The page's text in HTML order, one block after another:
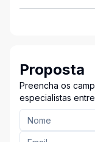
Proposta
Preencha os
especialistas